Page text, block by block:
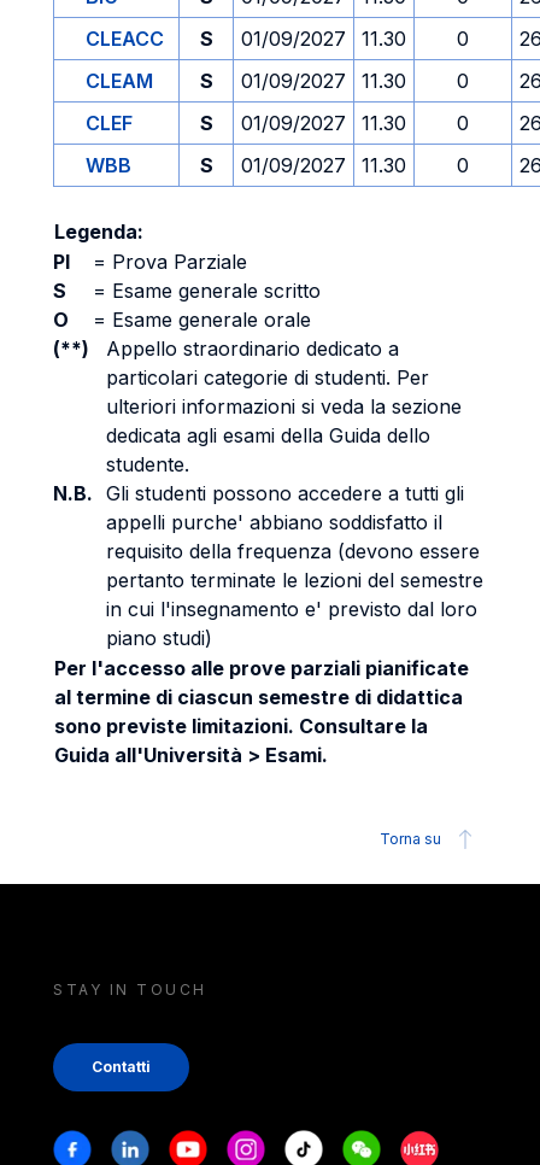
CLEACC
S 01/09/2027 11.30 0
CLEAM
S 01/09/2027 11.30 0
CLEF
S 01/09/2027 11.30 0
WBB
S 01/09/2027 11.30 0
Legenda:
PI
= Prova Parziale
S
= Esame generale scritto
O
= Esame generale orale
(**)
Appello straordinario dedicato a
particolari categorie di studenti. Per
ulteriori informazioni si veda la sezione
dedicata agli esami della Guida dello
studente.
N.B. Gli studenti possono accedere a tutti gli
appelli purche' abbiano soddisfatto il
requisito della frequenza (devono essere
pertanto terminate le lezioni del semestre
in cui l'insegnamento e' previsto dal loro
piano studi)
Per l'accesso alle prove parziali pianificate
al termine di ciascun semestre di didattica
sono previste limitazioni. Consultare la
Guida all'Università > Esami.
Torna su
STAY IN TOUCH
Contatti
Stay in touch
FacebookLinkedinYoutubeInstagram
Tiktok WeechatXiaohongshu/